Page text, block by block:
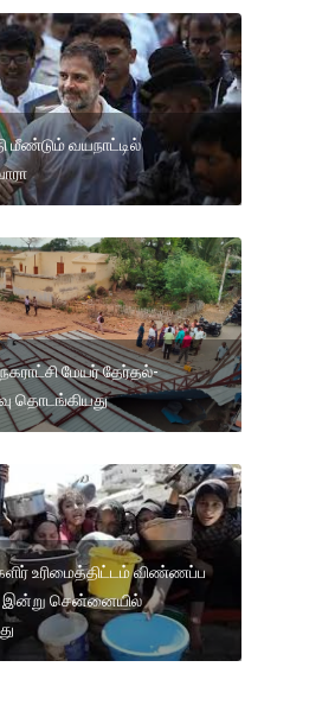
மீண்டும் வயநாட்டில்
மேயர் தேர்தல்-
தொடங்கியது
உரிமைத்திட்டம் விண்ணப்ப
இன்று சென்னையில்